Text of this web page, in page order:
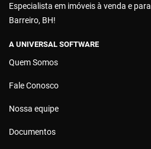
Especialista em imóveis à venda e
Barreiro, BH!
A UNIVERSAL SOFTWARE
Quem Somos
Fale Conosco
Nossa equipe
Documentos